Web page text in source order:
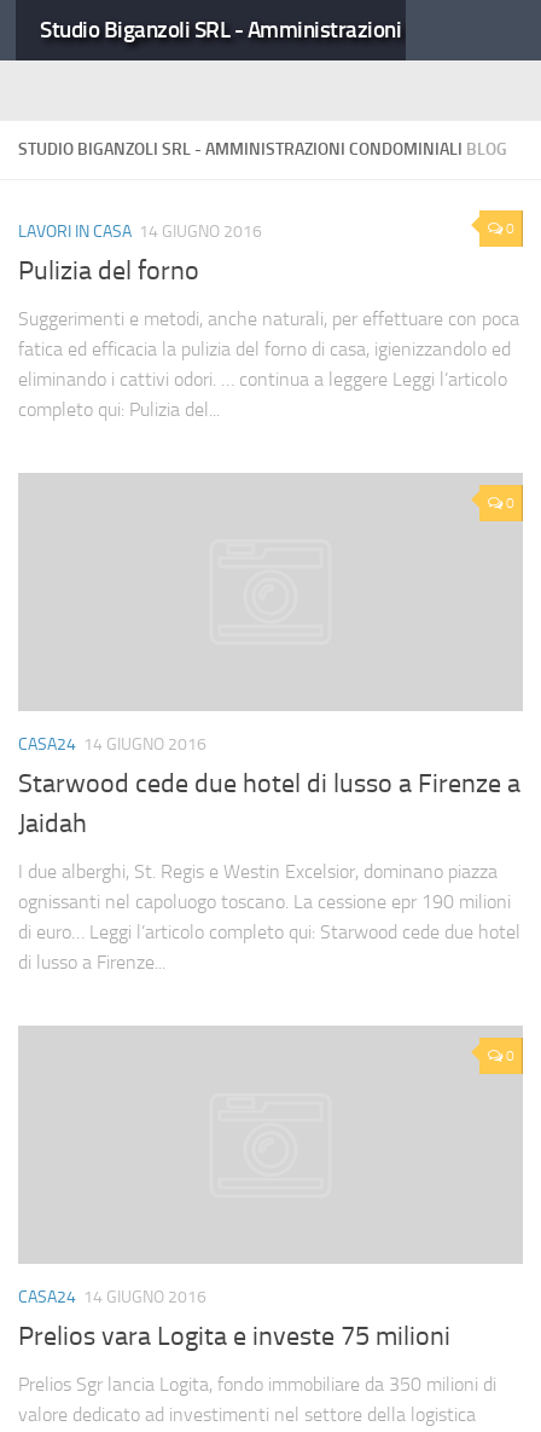
STUDIO BIGANZOLI SRL - AMMINISTRAZIONI CONDOMINIALI BLOG
0
LAVORI IN CASA 14 GIUGNO 2016
Pulizia del forno
Suggerimenti e metodi, anche naturali, per effettuare con poca
fatica ed efficacia la pulizia del forno di casa, igienizzandolo ed
eliminando i cattivi odori. … continua a leggere Leggi l’articolo
completo qui: Pulizia del...
0
CASA24 14 GIUGNO 2016
Starwood cede due hotel di lusso a Firenze a
Jaidah
I due alberghi, St. Regis e Westin Excelsior, dominano piazza
ognissanti nel capoluogo toscano. La cessione epr 190 milioni
di euro… Leggi l’articolo completo qui: Starwood cede due hotel
di lusso a Firenze...
0
CASA24 14 GIUGNO 2016
Prelios vara Logita e investe 75 milioni
Prelios Sgr lancia Logita, fondo immobiliare da 350 milioni di
valore dedicato ad investimenti nel settore della logistica